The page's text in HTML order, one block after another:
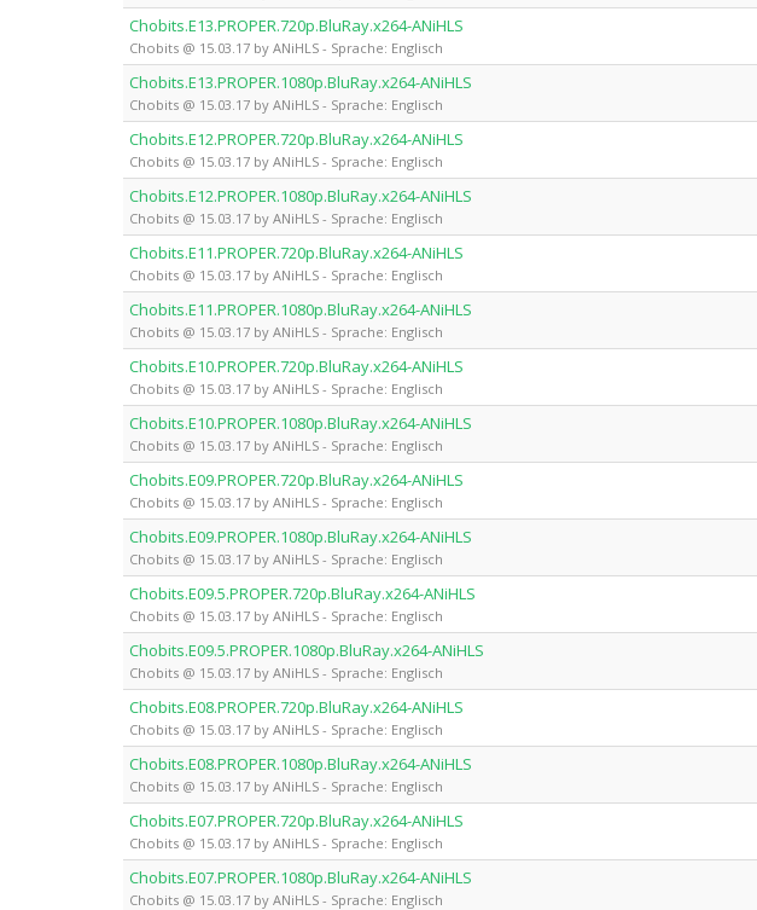
Chobits.E13.PROPER.720p.BluRay.x264-ANiHLS
Chobits @ 15.03.17 by ANiHLS - Sprache: Englisch
Chobits.E13.PROPER.1080p.BluRay.x264-ANiHLS
Chobits @ 15.03.17 by ANiHLS - Sprache: Englisch
Chobits.E12.PROPER.720p.BluRay.x264-ANiHLS
Chobits @ 15.03.17 by ANiHLS - Sprache: Englisch
Chobits.E12.PROPER.1080p.BluRay.x264-ANiHLS
Chobits @ 15.03.17 by ANiHLS - Sprache: Englisch
Chobits.E11.PROPER.720p.BluRay.x264-ANiHLS
Chobits @ 15.03.17 by ANiHLS - Sprache: Englisch
Chobits.E11.PROPER.1080p.BluRay.x264-ANiHLS
Chobits @ 15.03.17 by ANiHLS - Sprache: Englisch
Chobits.E10.PROPER.720p.BluRay.x264-ANiHLS
Chobits @ 15.03.17 by ANiHLS - Sprache: Englisch
Chobits.E10.PROPER.1080p.BluRay.x264-ANiHLS
Chobits @ 15.03.17 by ANiHLS - Sprache: Englisch
Chobits.E09.PROPER.720p.BluRay.x264-ANiHLS
Chobits @ 15.03.17 by ANiHLS - Sprache: Englisch
Chobits.E09.PROPER.1080p.BluRay.x264-ANiHLS
Chobits @ 15.03.17 by ANiHLS - Sprache: Englisch
Chobits.E09.5.PROPER.720p.BluRay.x264-ANiHLS
Chobits @ 15.03.17 by ANiHLS - Sprache: Englisch
Chobits.E09.5.PROPER.1080p.BluRay.x264-ANiHLS
Chobits @ 15.03.17 by ANiHLS - Sprache: Englisch
Chobits.E08.PROPER.720p.BluRay.x264-ANiHLS
Chobits @ 15.03.17 by ANiHLS - Sprache: Englisch
Chobits.E08.PROPER.1080p.BluRay.x264-ANiHLS
Chobits @ 15.03.17 by ANiHLS - Sprache: Englisch
Chobits.E07.PROPER.720p.BluRay.x264-ANiHLS
Chobits @ 15.03.17 by ANiHLS - Sprache: Englisch
Chobits.E07.PROPER.1080p.BluRay.x264-ANiHLS
Chobits @ 15.03.17 by ANiHLS - Sprache: Englisch